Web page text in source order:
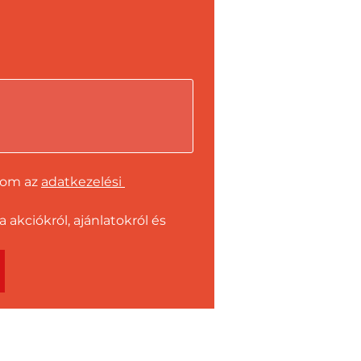
az adatkezelési
akciókról, ajánlatokról és